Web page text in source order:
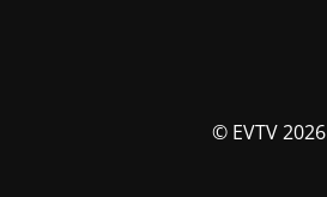
© EVTV 2026